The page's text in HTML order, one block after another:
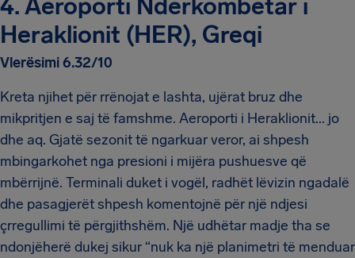
4. Aeroporti Ndërkombëtar i
Heraklionit (HER), Greqi
Vlerësimi 6.32/10
Kreta njihet për rrënojat e lashta, ujërat bruz dhe
mikpritjen e saj të famshme. Aeroporti i Heraklionit... jo
dhe aq. Gjatë sezonit të ngarkuar veror, ai shpesh
mbingarkohet nga presioni i mijëra pushuesve që
mbërrijnë. Terminali duket i vogël, radhët lëvizin ngadalë
dhe pasagjerët shpesh komentojnë për një ndjesi
çrregullimi të përgjithshëm. Një udhëtar madje tha se
ndonjëherë dukej sikur “nuk ka një planimetri të menduar